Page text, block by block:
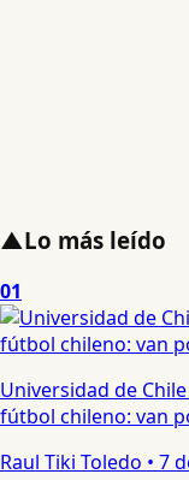
▲Lo más leído
01
Universidad de
fútbol chileno: van
Raul Tiki Toledo • 7